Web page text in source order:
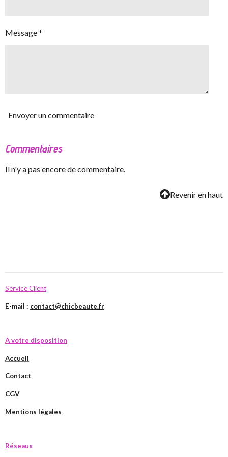
Message *
Envoyer un commentaire
Commentaires
Il n'y a pas encore de commentaire.
Revenir en haut
Service Client
E-mail : contact@chicbeaute.fr
A votre disposition
Accueil
Contact
CGV
Mentions légales
Réseaux